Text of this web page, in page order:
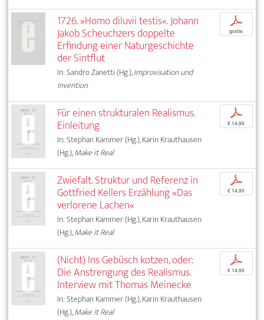
1726. »Homo diluvii testis«. Johann
Jakob Scheuchzers doppelte
Erfindung einer Naturgeschichte
der Sintflut
In: Sandro Zanetti (Hg.),Improvisation und
Invention
p
gratis
Für einen strukturalen Realismus.
Einleitung
In: Stephan Kammer (Hg.), Karin Krauthausen
(Hg.),Make it Real
p
€ 14,95
Zwiefalt. Struktur und Referenz in
Gottfried Kellers Erzählung »Das
verlorene Lachen«
In: Stephan Kammer (Hg.), Karin Krauthausen
(Hg.),Make it Real
p
€ 14,95
(Nicht) Ins Gebüsch kotzen, oder:
Die Anstrengung des Realismus.
Interview mit Thomas Meinecke
In: Stephan Kammer (Hg.), Karin Krauthausen
(Hg.),Make it Real
p
€ 14,95